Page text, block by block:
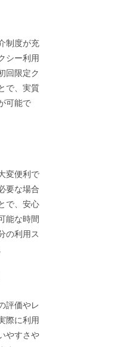
制度が充
シー利用
回限定ク
で、実質
可能で
変便利で
要な場合
で、安心
能な時間
の利用ス
評価やレ
際に利用
やすさや